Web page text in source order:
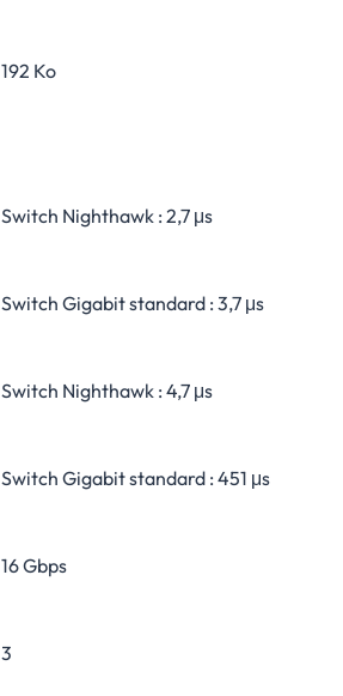
192 Ko
Switch Nighthawk : 2,7 μs
Switch Gigabit standard : 3,7 μs
Switch Nighthawk : 4,7 μs
Switch Gigabit standard : 451 μs
16 Gbps
3